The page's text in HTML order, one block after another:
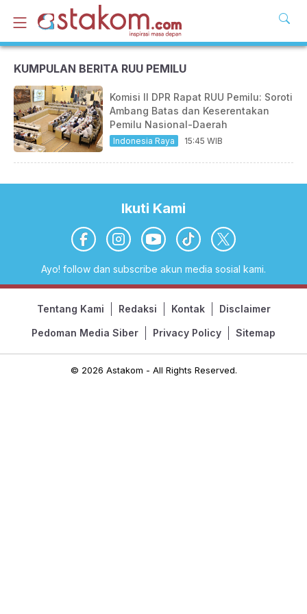
KUMPULAN BERITA RUU PEMILU
Komisi II DPR Rapat RUU Pemilu: Soroti
Ambang Batas dan Keserentakan
Pemilu Nasional-Daerah
Indonesia Raya 15:45 WIB
Ikuti Kami
Ayo! follow dan subscribe akun media sosial kami.
Tentang Kami Redaksi Kontak Disclaimer
Pedoman Media Siber Privacy Policy Sitemap
© 2026 Astakom - All Rights Reserved.